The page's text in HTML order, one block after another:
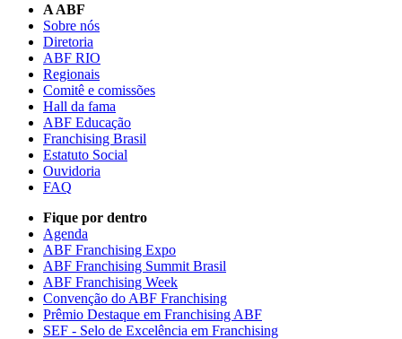
A ABF
Sobre nós
Diretoria
ABF RIO
Regionais
Comitê e comissões
Hall da fama
ABF Educação
Franchising Brasil
Estatuto Social
Ouvidoria
FAQ
Fique por dentro
Agenda
ABF Franchising Expo
ABF Franchising Summit Brasil
ABF Franchising Week
Convenção do ABF Franchising
Prêmio Destaque em Franchising ABF
SEF - Selo de Excelência em Franchising